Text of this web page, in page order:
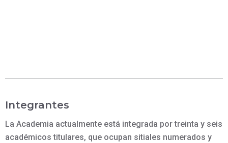
Integrantes
La Academia actualmente está integrada por treinta y seis
académicos titulares, que ocupan sitiales numerados y